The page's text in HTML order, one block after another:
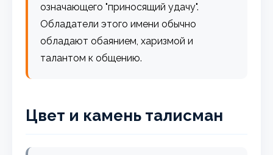
означающего "приносящий удачу".
Обладатели этого имени обычно
обладают обаянием, харизмой и
талантом к общению.
Цвет и камень талисман